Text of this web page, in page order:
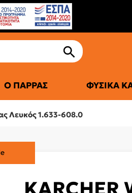
Ο ΠΑΡΡΆΣ ΦΥΣΙΚΆ
Λευκός 1.633-608.0